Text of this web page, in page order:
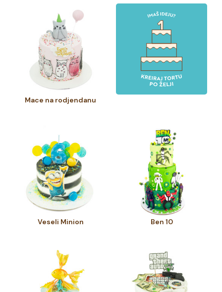
Mace na rodjendanu
Veseli Minion Ben 10